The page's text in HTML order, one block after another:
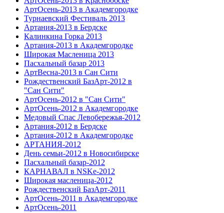
АртОсень-2013 в Академгородке
Турнаевский Фестиваль 2013
Артания-2013 в Бердске
Калинкина Горка 2013
Артания-2013 в Академгородке
Широкая Масленица 2013
Пасхальный базар 2013
АртВесна-2013 в Сан Сити
Рождественский БазАрт-2012 в
"Сан Сити"
АртОсень-2012 в "Сан Сити"
АртОсень-2012 в Академгородке
Медовый Спас Левобережья-2012
Артания-2012 в Бердске
Артания-2012 в Академгородке
АРТАНИЯ-2012
День семьи-2012 в Новосибирске
Пасхальный базар-2012
КАРНАВАЛ в NSKe-2012
Широкая масленица-2012
Рождественский БазАрт-2011
АртОсень-2011 в Академгородке
АртОсень-2011